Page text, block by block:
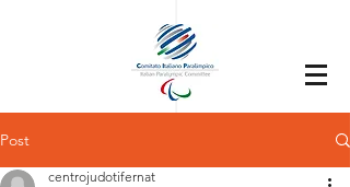
Post
centrojudotifernat